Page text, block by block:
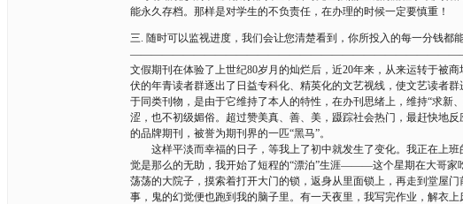
能永久存档。那样是对学生的不负责任，在办理的时候一定要慎重！
三. 随时可以监视进度，我们会让您清楚看到，你所投入的每一分钱都
文假期刊在体验了上世纪80岁月的灿烂后，近20年来，从来运转于被
伏的年青读者群逐出了日益专科化、精英化的文艺视线，使文艺读者
于同类刊物，是由于它维持了本人的特性，在办刊思绪上，维持“求
涩，也不初级媚俗。超过赞美真、善、美，蹑踪社会热门，最赶快地
的品牌期刊，被誉为期刊界的一匹“黑马”。
这样平淡而幸福的日子，等我上了初中就发生了变化。我正在上班
觉是那么的无助，我开始了短程的“漂泊”生涯———这个星期在大哥家
荡荡的大院子，摸索着打开大门的锁，返身从里面锁上，再走到堂屋
事，鬼的幻觉便也跑到我的脑子里。有一天夜里，我写完作业，解衣